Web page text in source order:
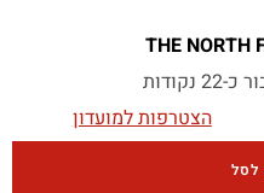
הצטרפות למועדון
לסל